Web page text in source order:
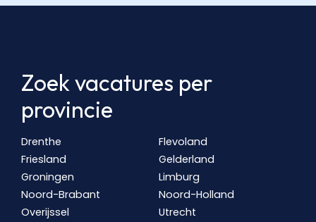
Zoek vacatures per
provincie
Drenthe
Flevoland
Friesland
Gelderland
Groningen
Limburg
Noord-Brabant
Noord-Holland
Overijssel
Utrecht